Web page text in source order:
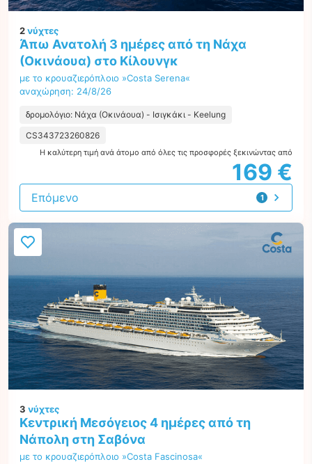
2νύχτες
Άπω Ανατολή 3 ημέρες από τη Νάχα
(Οκινάουα) στο Κίλουνγκ
με το κρουαζιερόπλοιο »Costa Serena«
αναχώρηση: 24/8/26
δρομολόγιο: Νάχα (Οκινάουα) - Ισιγκάκι - Keelung
CS343723260826
Η καλύτερη τιμή ανά άτομο από όλες τις προσφορές ξεκινώντας από
169 €
1
προσφορά
Επόμενο
3 νύχτες
Κεντρική Μεσόγειος 4 ημέρες από τη
Νάπολη στη Σαβόνα
με το κρουαζιερόπλοιο »Costa Fascinosa«